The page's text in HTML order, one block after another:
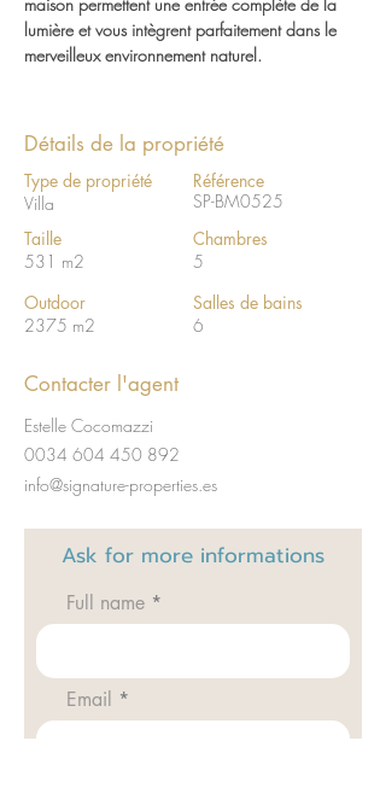
lumière et vous intègrent parfaitement dans le
merveilleux environnement naturel.
Détails de la propriété
Type de propriété
Villa
Référence
SP-BM0525
Taille
531 m2
Chambres
5
Outdoor
Salles de bains
2375 m2
6
Contacter l'agent
Estelle Cocomazzi
0034 604 450 892
info@signature-properties.es
Ask for more informations
Full name
Email